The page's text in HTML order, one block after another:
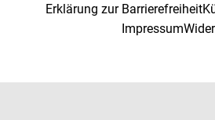
Erklärung zur Barrierefreiheit
Impressum